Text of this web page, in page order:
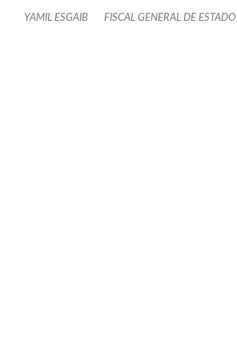
YAMIL ESGAIB FISCAL GENERAL DE ESTADO